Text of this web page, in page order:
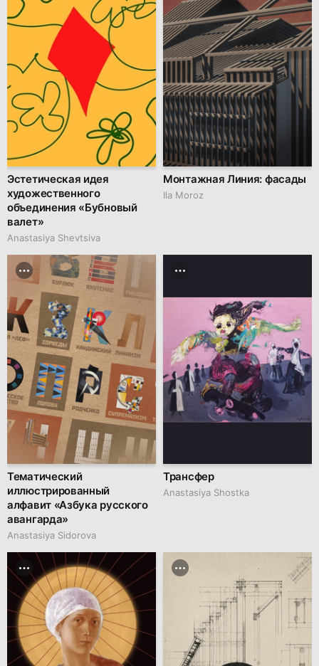
Эстетическая идея
художественного
объединения «Бубновый
валет»
Anastasiya Shevtsiva
Монтажная Линия: фасады
Ila Moroz
Тематический
иллюстрированный
алфавит «Азбука русского
авангарда»
Anastasiya Sidorova
Трансфер
Anastasiya Shostka